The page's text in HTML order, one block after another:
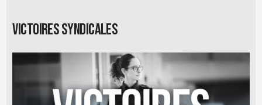
Victoires syndicales